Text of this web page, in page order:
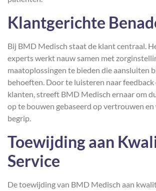
Klantgerichte
Bij BMD Medisch staat de klant centraal.
experts werkt nauw samen met
maatoplossingen te bieden die aansluiten
behoeften. Door te luisteren naar
klanten, streeft BMD Medisch ernaar om
op te bouwen gebaseerd op vertrouwen
begrip.
Toewijding aan
Service
De toewijding van BMD Medisch aan